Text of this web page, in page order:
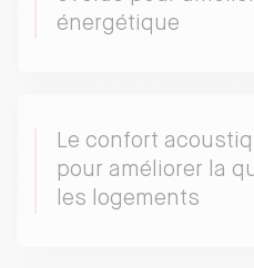
énergétique
Le confort
pour améliorer la
les logements